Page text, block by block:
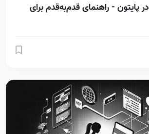
نحوه کار با API در پایتون - راهنمای قدم‌به‌قدم برای